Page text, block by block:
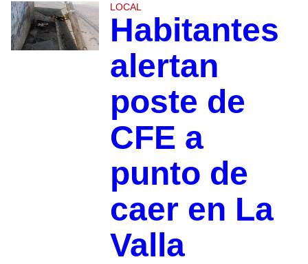
LOCAL
Habitantes
alertan
poste de
CFE a
punto de
caer en La
Valla